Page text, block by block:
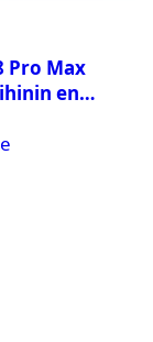
Pro Max
en